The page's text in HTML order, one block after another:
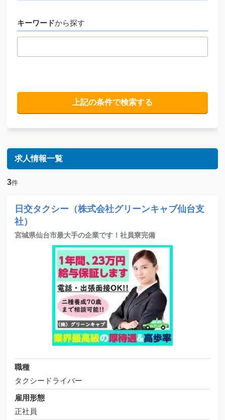
キーワードから探す
求人情報一覧
3件
日交タクシー（株式会社グリーンキャブ仙台支
社）
宮城県仙台市最大手の企業です！社員寮完備
職種
タクシードライバー
雇用形態
正社員